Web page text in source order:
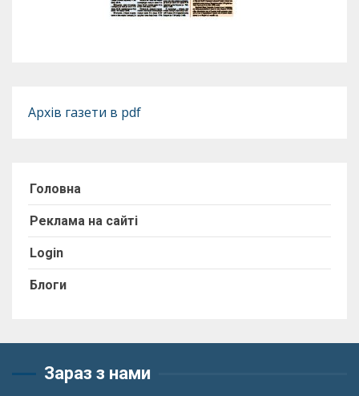
Архів газети в pdf
Головна
Реклама на сайті
Login
Блоги
Зараз з нами